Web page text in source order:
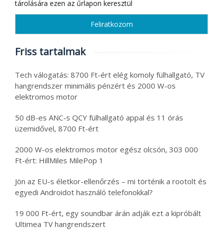
tárolására ezen az űrlapon keresztül
Friss tartalmak
Tech válogatás: 8700 Ft-ért elég komoly fülhallgató, TV
hangrendszer minimális pénzért és 2000 W-os
elektromos motor
50 dB-es ANC-s QCY fülhallgató appal és 11 órás
üzemidővel, 8700 Ft-ért
2000 W-os elektromos motor egész olcsón, 303 000
Ft-ért: HillMiles MilePop 1
Jön az EU-s életkor-ellenőrzés – mi történik a rootolt és
egyedi Androidot használó telefonokkal?
19 000 Ft-ért, egy soundbar árán adják ezt a kipróbált
Ultimea TV hangrendszert